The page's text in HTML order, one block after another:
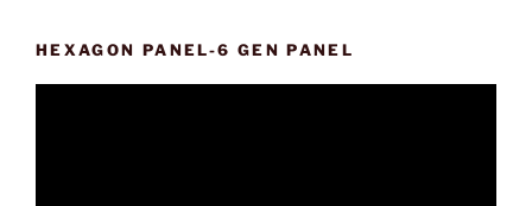
HEXAGON PANEL-6 GEN PANEL